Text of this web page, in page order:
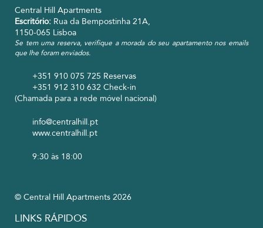
Central Hill Apartments
Escritório: Rua da Bempostinha 21A,
1150-065 Lisboa
Se tem uma reserva, verifique a morada do seu apartamento nos emails
que lhe foram enviados.
+351 910 075 725 Reservas
+351 912 310 632 Check-in
(Chamada para a rede móvel nacional)
info@centralhill.pt
www.centralhill.pt
9:30 às 18:00
© Central Hill Apartments 2026
LINKS RÁPIDOS